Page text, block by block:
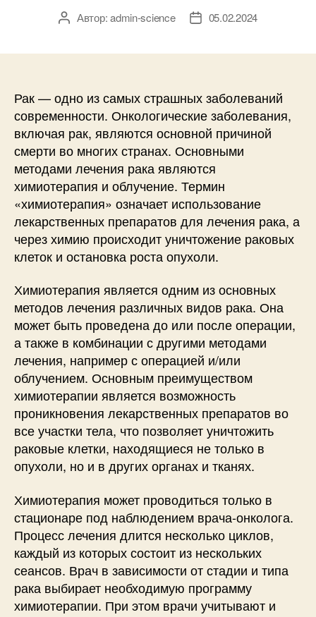
АвторАвтор:admin-science
Дата05.02.2024
Рак — одно из самых страшных заболеваний
современности. Онкологические заболевания,
включая рак, являются основной причиной
смерти во многих странах. Основными
методами лечения рака являются
химиотерапия и облучение. Термин
«химиотерапия» означает использование
лекарственных препаратов для лечения рака, а
через химию происходит уничтожение раковых
клеток и остановка роста опухоли.
Химиотерапия является одним из основных
методов лечения различных видов рака. Она
может быть проведена до или после операции,
а также в комбинации с другими методами
лечения, например с операцией и/или
облучением. Основным преимуществом
химиотерапии является возможность
проникновения лекарственных препаратов во
все участки тела, что позволяет уничтожить
раковые клетки, находящиеся не только в
опухоли, но и в других органах и тканях.
Химиотерапия может проводиться только в
стационаре под наблюдением врача-онколога.
Процесс лечения длится несколько циклов,
каждый из которых состоит из нескольких
сеансов. Врач в зависимости от стадии и типа
рака выбирает необходимую программу
химиотерапии. При этом врачи учитывают и